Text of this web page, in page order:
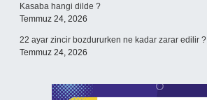
Kasaba hangi dilde ?
Temmuz 24, 2026
22 ayar zincir bozdururken ne kadar zarar edilir ?
Temmuz 24, 2026